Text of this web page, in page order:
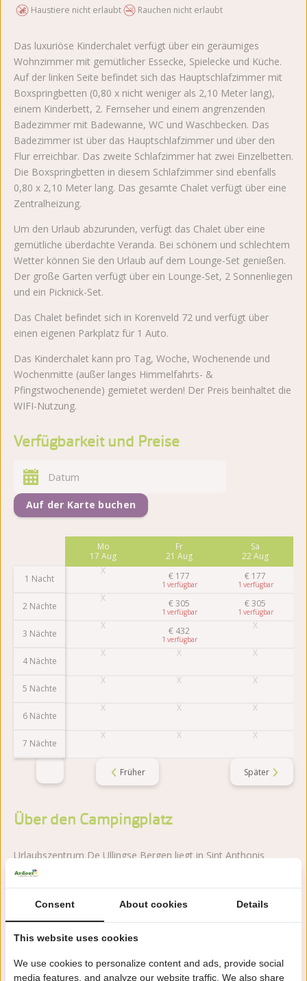
Haustiere nicht erlaubt
Rauchen nicht erlaubt
Das luxuriöse Kinderchalet verfügt über ein geräumiges
Wohnzimmer mit gemütlicher Essecke, Spielecke und Küche.
Auf der linken Seite befindet sich das Hauptschlafzimmer mit
Boxspringbetten (0,80 x nicht weniger als 2,10 Meter lang),
einem Kinderbett, 2. Fernseher und einem angrenzenden
Badezimmer mit Badewanne, WC und Waschbecken. Das
Badezimmer ist über das Hauptschlafzimmer und über den
Flur erreichbar. Das zweite Schlafzimmer hat zwei Einzelbetten.
Die Boxspringbetten in diesem Schlafzimmer sind ebenfalls
0,80 x 2,10 Meter lang. Das gesamte Chalet verfügt über eine
Zentralheizung.
Um den Urlaub abzurunden, verfügt das Chalet über eine
gemütliche überdachte Veranda. Bei schönem und schlechtem
Wetter können Sie den Urlaub auf dem Lounge-Set genießen.
Der große Garten verfügt über ein Lounge-Set, 2 Sonnenliegen
und ein Picknick-Set.
Das Chalet befindet sich in Korenveld 72 und verfügt über
einen eigenen Parkplatz für 1 Auto.
Das Kinderchalet kann pro Tag, Woche, Wochenende und
Wochenmitte (außer langes Himmelfahrts- &
Pfingstwochenende) gemietet werden! Der Preis beinhaltet die
WIFI-Nutzung.
Verfügbarkeit und Preise
Auf der Karte buchen
Früher Später
1 Nacht
2 Nächte
3 Nächte
4 Nächte
5 Nächte
6 Nächte
7 Nächte
Mo
17 Aug
Fr
21 Aug
€ 177
1
€305
1
€ 432
1
Sa
22 Aug
€ 177
1
€305
1
Über den Campingplatz
Urlaubszentrum De Ullingse Bergen liegt in Sint Anthonis
(Brabant), umgeben von Wald. Ein ruhiger
Familiencampingplatz mit großzügigen Stellplätzen und
Spielmöglichkeiten.
Consent About cookies Details
This website uses cookies
We use cookies to personalize content and ads, provide social
media features, and analyze our website traffic. We also share